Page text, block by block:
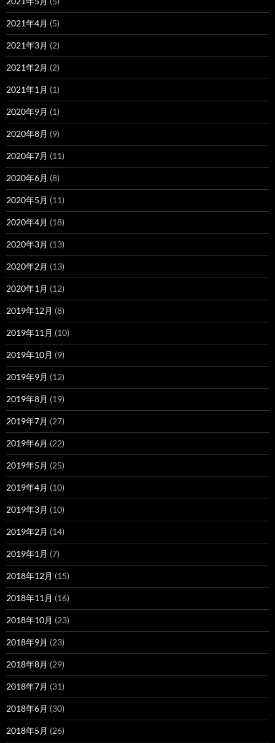
2021年4月 (5)
2021年3月 (2)
2021年2月 (2)
2021年1月 (1)
2020年9月 (1)
2020年8月 (9)
2020年7月 (11)
2020年6月 (8)
2020年5月 (11)
2020年4月 (18)
2020年3月 (13)
2020年2月 (13)
2020年1月 (12)
2019年12月 (8)
2019年11月 (10)
2019年10月 (9)
2019年9月 (12)
2019年8月 (19)
2019年7月 (27)
2019年6月 (22)
2019年5月 (25)
2019年4月 (10)
2019年3月 (10)
2019年2月 (14)
2019年1月 (7)
2018年12月 (15)
2018年11月 (16)
2018年10月 (23)
2018年9月 (23)
2018年8月 (29)
2018年7月 (31)
2018年6月 (30)
2018年5月 (26)